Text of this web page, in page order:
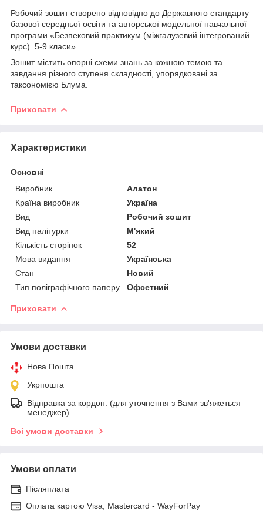
Робочий зошит створено відповідно до Державного стандарту
базової середньої освіти та авторської модельної навчальної
програми «Безпековий практикум (міжгалузевий інтегрований
курс). 5-9 класи».
Зошит містить опорні схеми знань за кожною темою та
завдання різного ступеня складності, упорядковані за
таксономією Блума.
Приховати
Характеристики
Основні
Виробник
Алатон
Країна виробник
Україна
Вид
Робочий зошит
Вид палітурки
М'який
Кількість сторінок
52
Мова видання
Українська
Стан
Новий
Тип поліграфічного паперу
Офсетний
Приховати
Умови доставки
Нова Пошта
Укрпошта
Відправка за кордон. (для уточнення з Вами зв'яжеться
менеджер)
Всі умови доставки
Умови оплати
Післяплата
Оплата картою Visa, Mastercard - WayForPay